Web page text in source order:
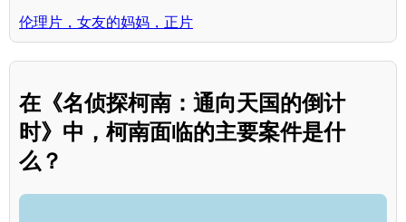
伦理片，女友的妈妈，正片
在《名侦探柯南：通向天国的倒计
时》中，柯南面临的主要案件是什
么？